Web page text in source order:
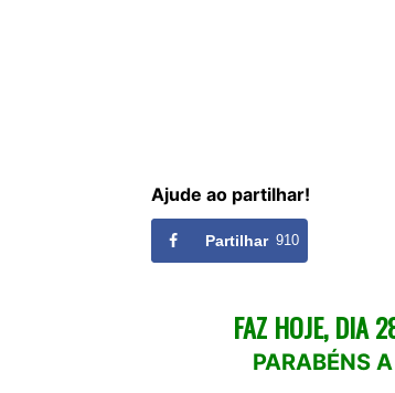
Ajude ao partilhar!
Partilhar 910
FAZ HOJE, DIA
PARABÉNS